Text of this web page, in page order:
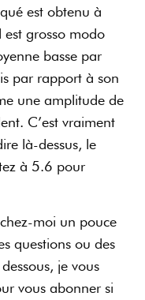
est obtenu à
grosso modo
basse par
par rapport à son
une amplitude de
C’est vraiment
là-dessus, le
à 5.6 pour
moi un pouce
questions ou des
je vous
vous abonner si